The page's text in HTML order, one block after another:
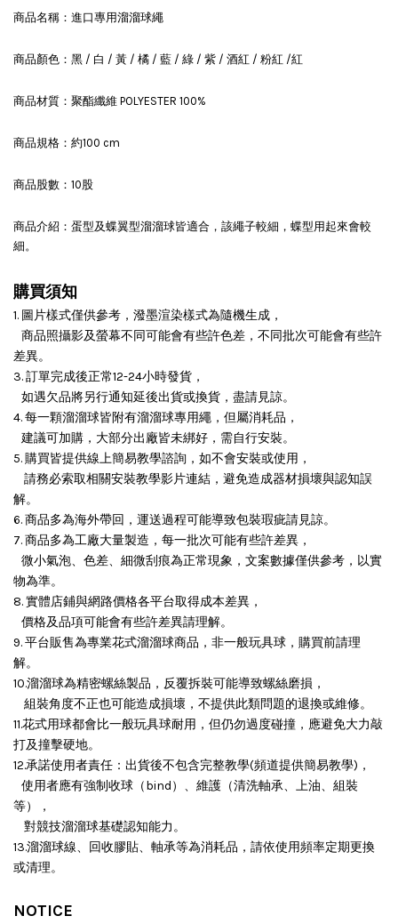
商品名稱：進口專用溜溜球繩
商品顏色：黑 / 白 / 黃 / 橘 / 藍 / 綠 / 紫 / 酒紅 / 粉紅 /紅
商品材質：聚酯纖維 POLYESTER 100%
商品規格：約100 cm
商品股數：10股
商品介紹：蛋型及蝶翼型溜溜球皆適合，該繩子較細，蝶型用起來會較
細。
購買須知
1. 圖片樣式僅供參考，潑墨渲染樣式為隨機生成，
商品照攝影及螢幕不同可能會有些許色差，不同批次可能會有些許
差異。
3. 訂單完成後正常12-24小時發貨，
如遇欠品將另行通知延後出貨或換貨，盡請見諒。
4. 每一顆溜溜球皆附有溜溜球專用繩，但屬消耗品，
建議可加購，大部分出廠皆未綁好，需自行安裝。
5. 購買皆提供線上簡易教學諮詢，如不會安裝或使用，
請務必索取相關安裝教學影片連結，避免造成器材損壞與認知誤
解。
6. 商品多為海外帶回，運送過程可能導致包裝瑕疵請見諒。
7. 商品多為工廠大量製造，每一批次可能有些許差異，
微小氣泡、色差、細微刮痕為正常現象，文案數據僅供參考，以實
物為準。
8. 實體店鋪與網路價格各平台取得成本差異，
價格及品項可能會有些許差異請理解。
9. 平台販售為專業花式溜溜球商品，非一般玩具球，購買前請理
解。
10.溜溜球為精密螺絲製品，反覆拆裝可能導致螺絲磨損，
組裝角度不正也可能造成損壞， 不提供此類問題的退換或維修。
11.花式用球都會比一般玩具球耐用，但仍勿過度碰撞，應避免大力敲
打及撞擊硬地。
12.承諾使用者責任：出貨後不包含完整教學(頻道提供簡易教學)，
使用者應有強制收球（bind）、維護（清洗軸承、上油、組裝
等），
對競技溜溜球基礎認知能力。
13.溜溜球線、回收膠貼、軸承等為消耗品，請依使用頻率定期更換
或清理。
NOTICE